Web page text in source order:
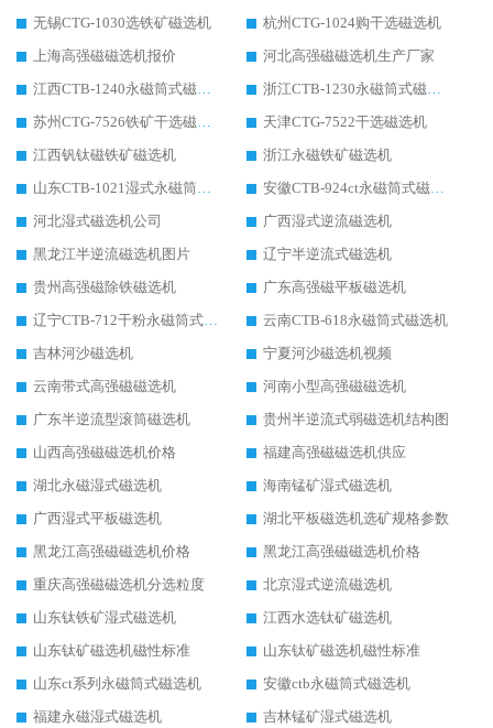
无锡CTG-1030选铁矿磁选机
杭州CTG-1024购干选磁选机
上海高强磁磁选机报价
河北高强磁磁选机生产厂家
江西CTB-1240永磁筒式磁选机厂家
浙江CTB-1230永磁筒式磁选机生产厂家
苏州CTG-7526铁矿干选磁选机
天津CTG-7522干选磁选机
江西钒钛磁铁矿磁选机
浙江永磁铁矿磁选机
山东CTB-1021湿式永磁筒式磁选机
安徽CTB-924ct永磁筒式磁选机
河北湿式磁选机公司
广西湿式逆流磁选机
黑龙江半逆流磁选机图片
辽宁半逆流式磁选机
贵州高强磁除铁磁选机
广东高强磁平板磁选机
辽宁CTB-712干粉永磁筒式磁选机
云南CTB-618永磁筒式磁选机
吉林河沙磁选机
宁夏河沙磁选机视频
云南带式高强磁磁选机
河南小型高强磁磁选机
广东半逆流型滚筒磁选机
贵州半逆流式弱磁选机结构图
山西高强磁磁选机价格
福建高强磁磁选机供应
湖北永磁湿式磁选机
海南锰矿湿式磁选机
广西湿式平板磁选机
湖北平板磁选机选矿规格参数
黑龙江高强磁磁选机价格
黑龙江高强磁磁选机价格
重庆高强磁磁选机分选粒度
北京湿式逆流磁选机
山东钛铁矿湿式磁选机
江西水选钛矿磁选机
山东钛矿磁选机磁性标准
山东钛矿磁选机磁性标准
山东ct系列永磁筒式磁选机
安徽ctb永磁筒式磁选机
福建永磁湿式磁选机
吉林锰矿湿式磁选机